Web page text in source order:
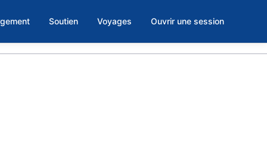
Soutien Voyages Ouvrir une session